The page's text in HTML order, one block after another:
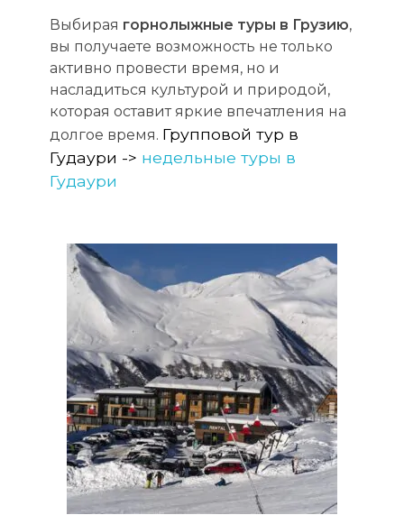
Выбирая горнолыжные туры в Грузию,
вы получаете возможность не только
активно провести время, но и
насладиться культурой и природой,
которая оставит яркие впечатления на
долгое время. Групповой тур в
Гудаури -> недельные туры в
Гудаури